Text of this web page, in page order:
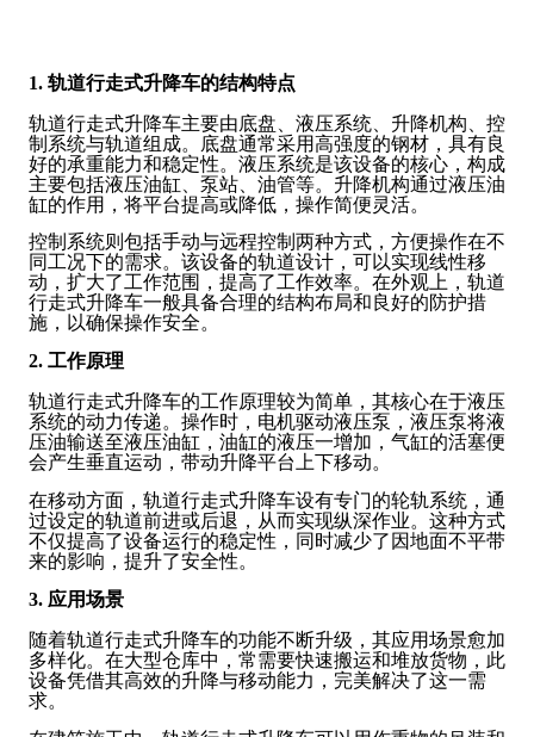
1. 轨道行走式升降车的结构特点
轨道行走式升降车主要由底盘、液压系统、升降机构、控
制系统与轨道组成。底盘通常采用高强度的钢材，具有良
好的承重能力和稳定性。液压系统是该设备的核心，构成
主要包括液压油缸、泵站、油管等。升降机构通过液压油
缸的作用，将平台提高或降低，操作简便灵活。
控制系统则包括手动与远程控制两种方式，方便操作在不
同工况下的需求。该设备的轨道设计，可以实现线性移
动，扩大了工作范围，提高了工作效率。在外观上，轨道
行走式升降车一般具备合理的结构布局和良好的防护措
施，以确保操作安全。
2. 工作原理
轨道行走式升降车的工作原理较为简单，其核心在于液压
系统的动力传递。操作时，电机驱动液压泵，液压泵将液
压油输送至液压油缸，油缸的液压一增加，气缸的活塞便
会产生垂直运动，带动升降平台上下移动。
在移动方面，轨道行走式升降车设有专门的轮轨系统，通
过设定的轨道前进或后退，从而实现纵深作业。这种方式
不仅提高了设备运行的稳定性，同时减少了因地面不平带
来的影响，提升了安全性。
3. 应用场景
随着轨道行走式升降车的功能不断升级，其应用场景愈加
多样化。在大型仓库中，常需要快速搬运和堆放货物，此
设备凭借其高效的升降与移动能力，完美解决了这一需
求。